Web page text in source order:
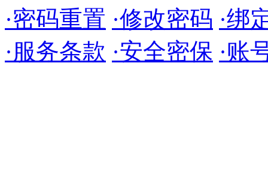
·密码重置 ·修改密码 ·绑
·服务条款 ·安全密保 ·账